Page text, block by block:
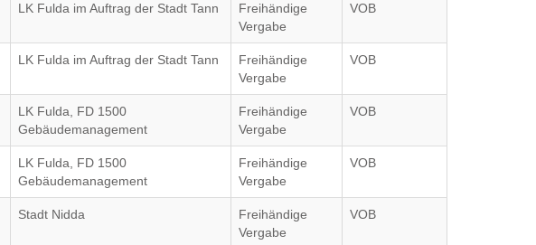
LK Fulda im Auftrag der Stadt Tann
Freihändige
Vergabe
VOB
LK Fulda im Auftrag der Stadt Tann
Freihändige
Vergabe
VOB
LK Fulda, FD 1500
Gebäudemanagement
Freihändige
Vergabe
VOB
LK Fulda, FD 1500
Gebäudemanagement
Freihändige
Vergabe
VOB
Stadt Nidda
Freihändige
Vergabe
VOB